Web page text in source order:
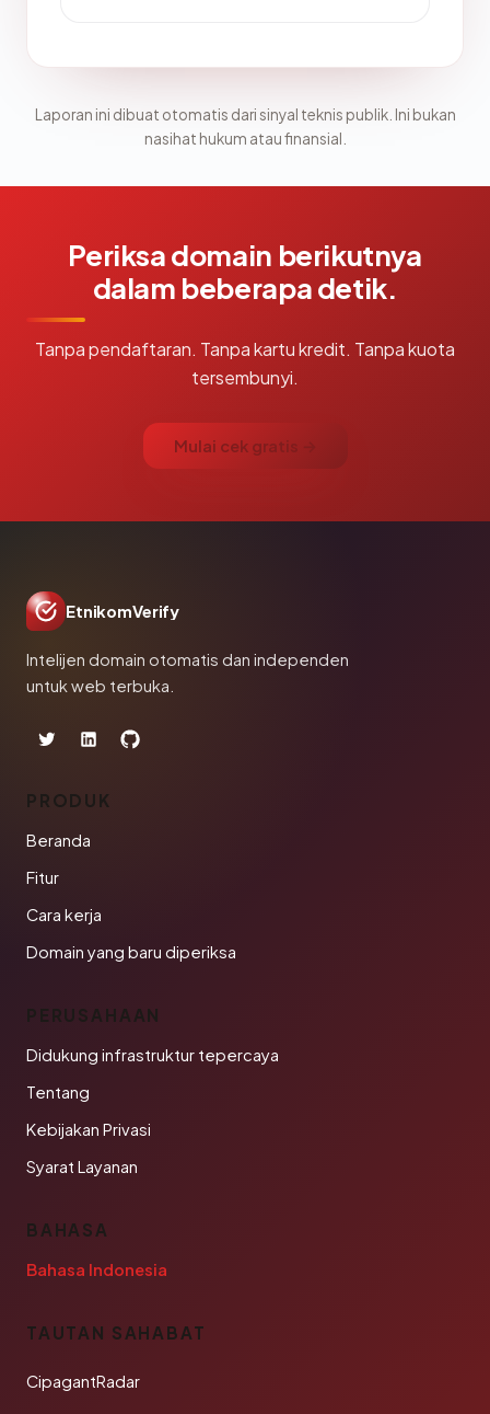
Laporan ini dibuat otomatis dari sinyal teknis publik. Ini bukan
nasihat hukum atau finansial.
Periksa domain berikutnya
dalam beberapa detik.
Tanpa pendaftaran. Tanpa kartu kredit. Tanpa kuota
tersembunyi.
Mulai cek gratis →
EtnikomVerify
Intelijen domain otomatis dan independen
untuk web terbuka.
PRODUK
Beranda
Fitur
Cara kerja
Domain yang baru diperiksa
PERUSAHAAN
Didukung infrastruktur tepercaya
Tentang
Kebijakan Privasi
Syarat Layanan
BAHASA
Bahasa Indonesia
TAUTAN SAHABAT
CipagantRadar